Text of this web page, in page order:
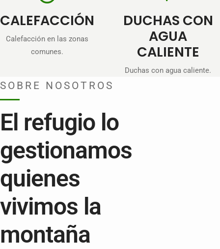
CALEFACCIÓN
Calefacción en las zonas
comunes.
DUCHAS CON
AGUA
CALIENTE
Duchas con agua caliente.
SOBRE NOSOTROS
El refugio lo
gestionamos
quienes
vivimos la
montaña